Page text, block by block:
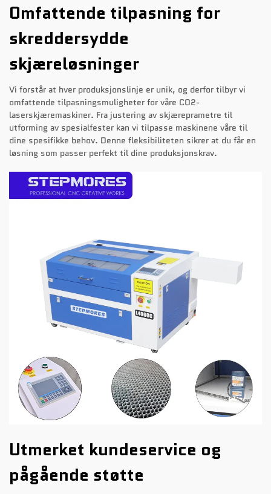
Omfattende tilpasning for
skreddersydde
skjæreløsninger
Vi forstår at hver produksjonslinje er unik, og derfor tilbyr vi
omfattende tilpasningsmuligheter for våre CO2-
laserskjæremaskiner. Fra justering av skjæreprametre til
utforming av spesialfester kan vi tilpasse maskinene våre til
dine spesifikke behov. Denne fleksibiliteten sikrer at du får en
løsning som passer perfekt til dine produksjonskrav.
Utmerket kundeservice og
pågående støtte